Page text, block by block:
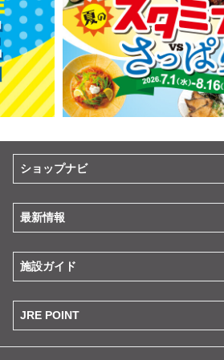
ショップナビ
最新情報
施設ガイド
JRE POINT